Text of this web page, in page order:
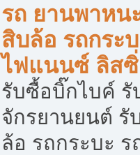
รถ ยานพาหน
สิบล้อ รถกระ
ไฟแนนซ์ ลิส
รับซื้อบิ๊กไบค์
จักรยานยนต์ รั
ล้อ รถกระบะ